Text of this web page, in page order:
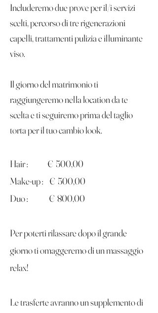
Includeremo due prove per il/i servizi
scelti, percorso di tre rigenerazioni
capelli, trattamenti pulizia e illuminante
viso.
Il giorno del matrimonio ti
raggiungeremo nella location da te
scelta e ti seguiremo prima del taglio
torta per il tuo cambio look.
Hair : € 500,00
Make-up : € 500,00
Duo: € 800,00
Per poterti rilassare dopo il grande
giorno ti omaggeremo di un massaggio
relax!
Le trasferte avranno un supplemento di